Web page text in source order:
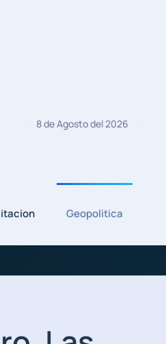
8 de Agosto del 2026
Geopolitica